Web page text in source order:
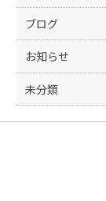
ブログ
お知らせ
未分類